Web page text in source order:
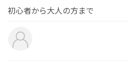
初心者から大人の方まで